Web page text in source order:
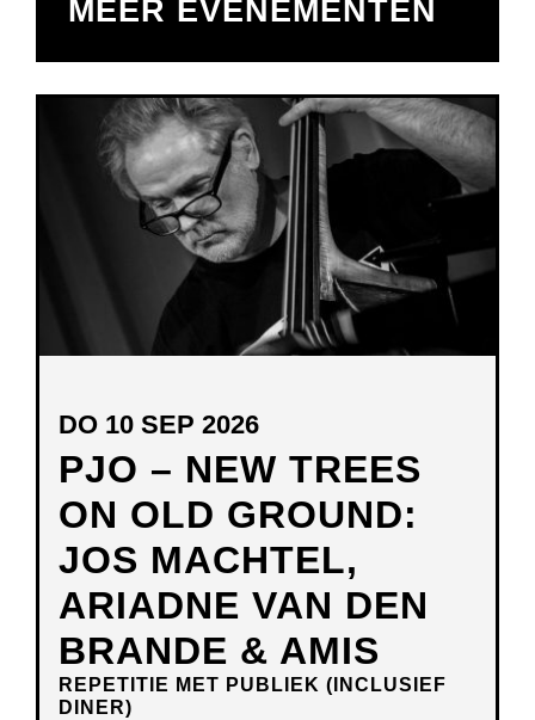
MEER EVENEMENTEN
PJO – NEW TREES
ON OLD GROUND:
JOS MACHTEL,
ARIADNE VAN DEN
BRANDE & AMIS
REPETITIE MET PUBLIEK (INCLUSIEF
DINER)
DO 10 SEP 2026